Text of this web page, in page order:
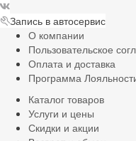
Запись в автосервис
О компании
Пользовательское
Оплата и доставка
Программа
Каталог товаров
Услуги и цены
Скидки и акции